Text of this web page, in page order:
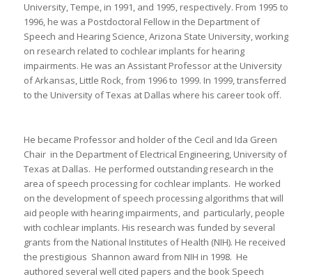
University, Tempe, in 1991, and 1995, respectively. From 1995 to
1996, he was a Postdoctoral Fellow in the Department of
Speech and Hearing Science, Arizona State University, working
on research related to cochlear implants for hearing
impairments. He was an Assistant Professor at the University
of Arkansas, Little Rock, from 1996 to 1999. In 1999, transferred
to the University of Texas at Dallas where his career took off.
He became Professor and holder of the Cecil and Ida Green
Chair in the Department of Electrical Engineering, University of
Texas at Dallas. He performed outstanding research in the
area of speech processing for cochlear implants. He worked
on the development of speech processing algorithms that will
aid people with hearing impairments, and particularly, people
with cochlear implants. His research was funded by several
grants from the National Institutes of Health (NIH). He received
the prestigious Shannon award from NIH in 1998. He
authored several well cited papers and the book Speech